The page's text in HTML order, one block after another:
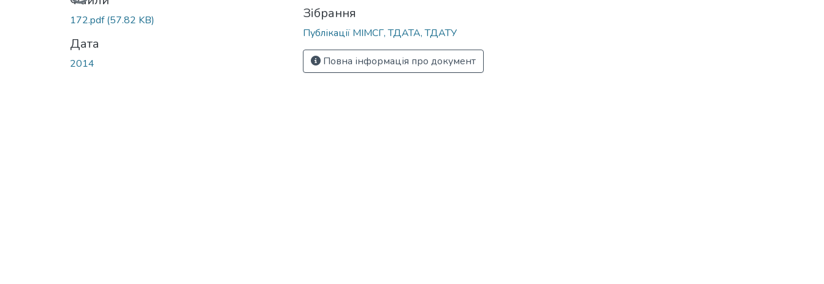
172.pdf(57.82 KB)
Дата
2014
Зібрання
Публікації МІМСГ, ТДАТА, ТДАТУ
Повна інформація про документ